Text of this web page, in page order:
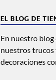
EL BLOG DE
En nuestro
nuestros trucos
decoraciones